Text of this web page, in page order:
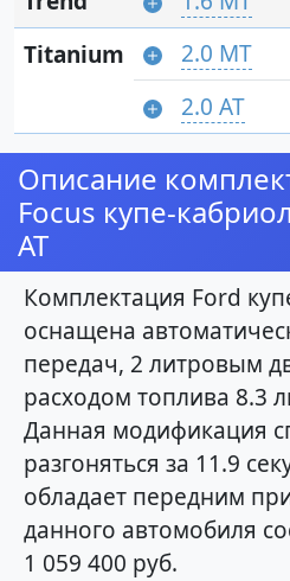
Titanium
2.0 MT
2.0 AT
Описание
Focus купе-
AT
Комплектация Ford
оснащена
передач, 2 литровым
расходом топлива 8.3
Данная модификация
разгоняться за 11.9
обладает передним
данного автомобиля
1 059 400 руб.